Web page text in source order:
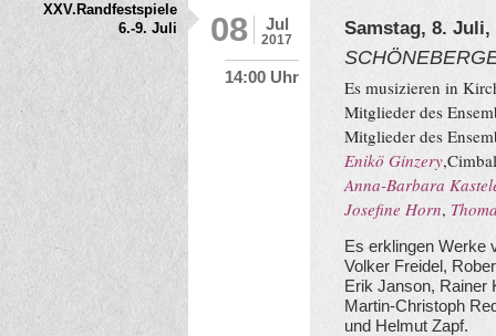
Jul
2017
08
14:00 Uhr
Samstag, 8. Juli,
Es musizieren in
Mitglieder des
Mitglieder des
Enikö Ginzery
Anna-Barbara
Josefine Horn,
Es erklingen Werke
Volker Freidel,
Erik Janson, Rainer
Martin-Christoph
und Helmut Zapf.
XXV.Randfestspiele
6.-9. Juli